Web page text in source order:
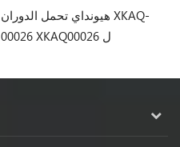
هيونداي تحمل الدوران XKAQ-
00026 XKAQ00026 ل